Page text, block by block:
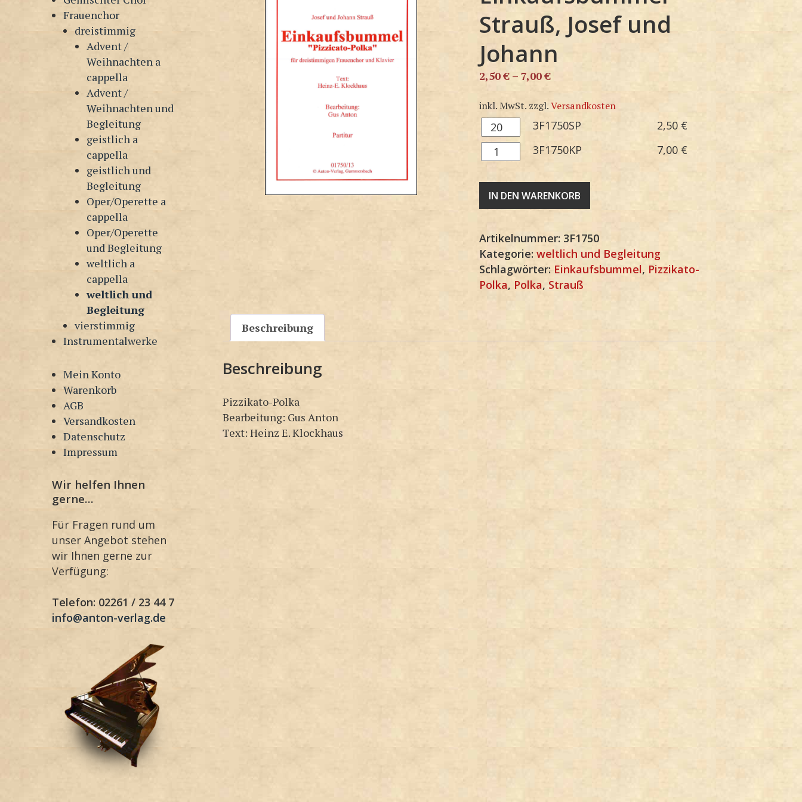
Frauenchor
dreistimmig
Advent /
Weihnachten a
cappella
Advent /
Weihnachten und
Begleitung
geistlich a
cappella
geistlich und
Begleitung
Oper/Operette a
cappella
Oper/Operette
und Begleitung
weltlich a
cappella
weltlich und
Begleitung
vierstimmig
Instrumentalwerke
Mein Konto
Warenkorb
AGB
Versandkosten
Datenschutz
Impressum
Wir helfen Ihnen
gerne…
Für Fragen rund um
unser Angebot stehen
wir Ihnen gerne zur
Verfügung:
Telefon: 02261 / 23 44 7
info@anton-verlag.de
Strauß, Josef und
Johann
2,50€ –7,00€
inkl. MwSt. zzgl.Versandkosten
3F1750SP
Menge
3F1750SP 2,50 €
3F1750KP
Menge
3F1750KP 7,00 €
IN DEN WARENKORB
Artikelnummer: 3F1750
Kategorie:weltlich und Begleitung
Schlagwörter: Einkaufsbummel, Pizzikato-
Polka, Polka, Strauß
Beschreibung
Beschreibung
Pizzikato-Polka
Bearbeitung: Gus Anton
Text: Heinz E. Klockhaus